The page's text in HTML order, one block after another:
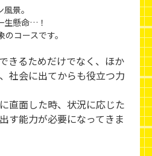
景。
生懸命…！
コースです。
きるためだけでなく、ほか
社会に出てからも役立つ力
直面した時、状況に応じた
す能力が必要になってきま